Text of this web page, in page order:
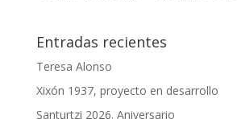
Entradas recientes
Teresa Alonso
Xixón 1937, proyecto en desarrollo
Santurtzi 2026. Aniversario